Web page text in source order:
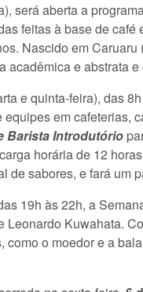
será aberta a
feitas à base de
Nascido em
acadêmica e abstrata
e quinta-feira), das
em cafeterias,
Barista Introdutório
horária de 12
de sabores, e fará um
19h às 22h, a
Leonardo Kuwahata.
o moedor e a